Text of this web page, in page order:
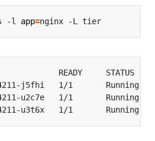
-l app=
j5fhi   1/1       Running
u2c7e   1/1       Running
u3t6x   1/1       Running